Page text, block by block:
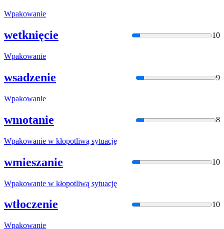
Wpakowanie
wetknięcie 10
Wpakowanie
wsadzenie 9
Wpakowanie
wmotanie 8
Wpakowanie w kłopotliwą sytuację
wmieszanie 10
Wpakowanie w kłopotliwą sytuację
wtłoczenie 10
Wpakowanie